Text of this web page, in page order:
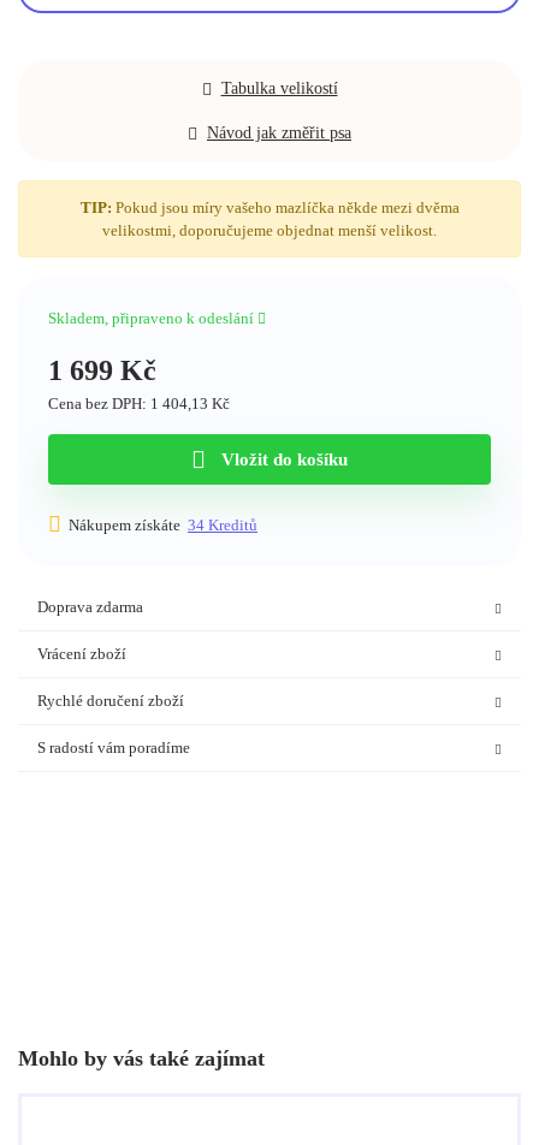
Nedostupné
1 659
Délka 30 cm
Tabulka velikostí
Návod jak změřit psa
TIP: Pokud jsou míry vašeho mazlíčka někde mezi dvěma
velikostmi, doporučujeme objednat menší velikost.
Skladem, připraveno k odeslání
1 699 Kč
Cena bez DPH: 1 404,13 Kč
Vložit do košíku
Nákupem získáte 34 Kreditů
Doprava zdarma
Vrácení zboží
Rychlé doručení zboží
S radostí vám poradíme
Mohlo by vás také zajímat